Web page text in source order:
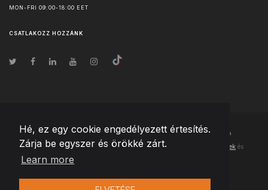
Hé, ez egy cookie engedélyezett értesítés.
Zárja be egyszer és örökké zárt.
Learn more
MON-FRI 09:00-18:00 EET
CSATLAKOZZ HOZZÁNK
© Szerzői jog2026 Team Extension Hungary- Minden jog fenntartva
Changelog ● Ezen webhely használatával elfogadja Használati feltételek és